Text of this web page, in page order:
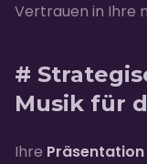
Vertrauen in Ihre
#
Musik für
Ihre